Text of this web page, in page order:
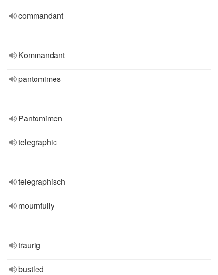
commandant
Kommandant
pantomimes
Pantomimen
telegraphic
telegraphisch
mournfully
traurig
bustled